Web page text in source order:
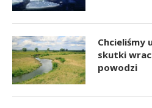
Chcieliśmy
skutki
powodzi